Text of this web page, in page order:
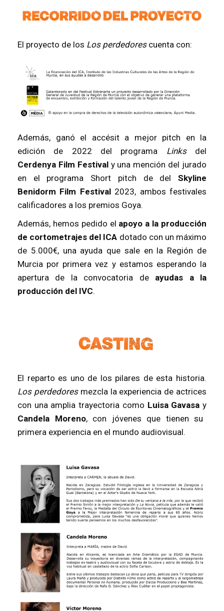
El proyecto de los Los perdedorescuenta con:
Además, ganó el accésit a mejor pitch en la
edición de 2022 del programa Linksdel
Cerdenya Film Festival y una mención del jurado
en el programa Short pitch de del Skyline
Benidorm Film Festival2023, ambos festivales
calificadores a los premios Goya.
Además, hemos pedido el apoyo a la producción
de cortometrajes del ICA dotado con un máximo
de 5.000€, una ayuda que sale en la Región de
Murcia por primera vez y estamos esperando la
apertura de la convocatoria de ayudas a la
producción del IVC.
El reparto es uno de los pilares de esta historia.
Los perdedoresmezcla la experiencia de actrices
con una amplia trayectoria como Luisa Gavasay
Candela Moreno, con jóvenes que tienen su
primera experiencia en el mundo audiovisual.